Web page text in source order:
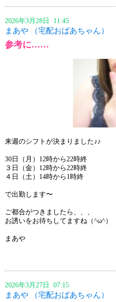
2026年3月28日 11:45
まあや （宅配おばあちゃん）
参考に……
来週のシフトが決まりました♪♪
30日（月）12時から22時終
３日（金）12時から22時終
４日（土）14時から1時終
で出勤します〜
ご都合がつきましたら、、、
お誘いをお待ちしてますね（^ω^）ゞ
まあや
2026年3月27日 07:15
まあや （宅配おばあちゃん）